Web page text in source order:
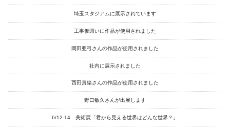
Facebook
Instagram
Youtube
online-shop
埼玉スタジアムに展示されています
工事仮囲いに作品が使用されました
岡田亜弓さんの作品が使用されました
社内に展示されました
西田真緒さんの作品が使用されました
野口敏久さんが出展します
6/12-14 美術展「君から見える世界はどんな世界？」